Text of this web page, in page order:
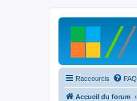
Raccourcis FAQ
Accueil du forum